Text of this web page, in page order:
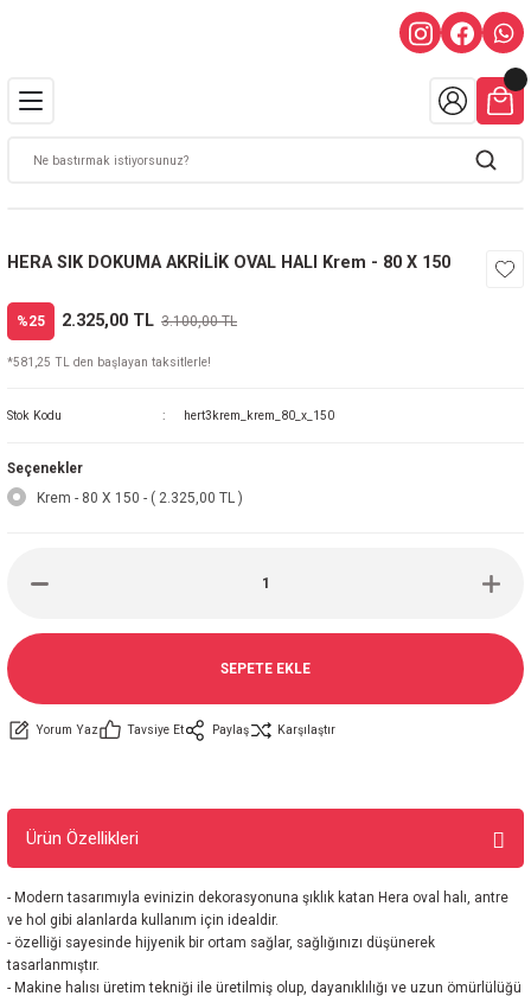
HERA SIK DOKUMA AKRİLİK OVAL HALI Krem - 80 X 150
%25 2.325,00 TL 3.100,00 TL
*581,25 TL den başlayan taksitlerle!
Stok Kodu hert3krem_krem_80_x_150
Seçenekler
Krem - 80 X 150 - ( 2.325,00 TL )
SEPETE EKLE
Yorum Yaz Tavsiye Et Paylaş Karşılaştır
Ürün Özellikleri
- Modern tasarımıyla evinizin dekorasyonuna şıklık katan Hera oval halı, antre
ve hol gibi alanlarda kullanım için idealdir.
- özelliği sayesinde hijyenik bir ortam sağlar, sağlığınızı düşünerek
tasarlanmıştır.
- Makine halısı üretim tekniği ile üretilmiş olup, dayanıklılığı ve uzun ömürlülüğü